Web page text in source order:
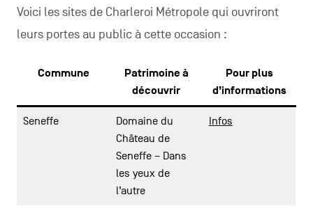
Voici les sites de Charleroi Métropole qui ouvriront
leurs portes au public à cette occasion :
Commune
Patrimoine à
découvrir
Pour plus
d’informations
Seneffe
Domaine du
Château de
Seneffe – Dans
les yeux de
l’autre
Infos